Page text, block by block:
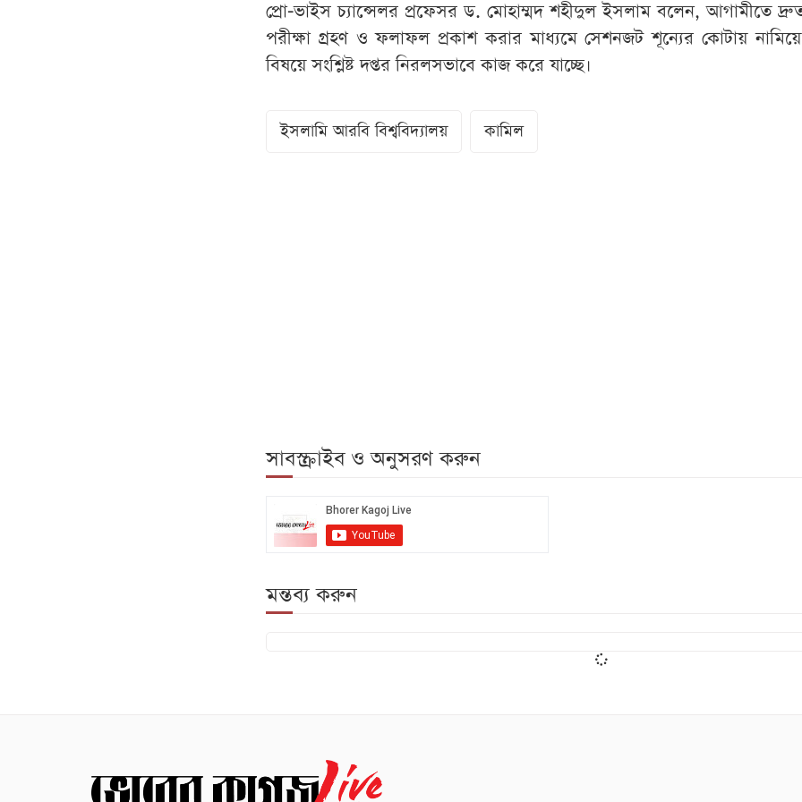
প্রো-ভাইস চ্যান্সেলর প্রফেসর ড. মোহাম্মদ শহীদুল ইসলাম বলেন, আগামীতে
পরীক্ষা গ্রহণ ও ফলাফল প্রকাশ করার মাধ্যমে সেশনজট শূন্যের কোটায়
বিষয়ে সংশ্লিষ্ট দপ্তর নিরলসভাবে কাজ করে যাচ্ছে।
ইসলামি আরবি বিশ্ববিদ্যালয় কামিল
সাবস্ক্রাইব ও অনুসরণ করুন
মন্তব্য করুন